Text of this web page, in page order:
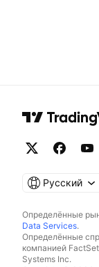
Русский
Определённые
Data Services.
Определённые
компанией
Systems Inc.